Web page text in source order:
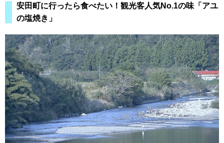
安田町に行ったら食べたい！観光客人気No.1の味「アユ
の塩焼き」